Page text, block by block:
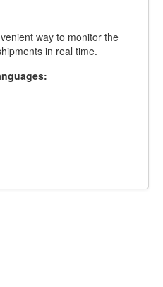
way to monitor the
in real time.